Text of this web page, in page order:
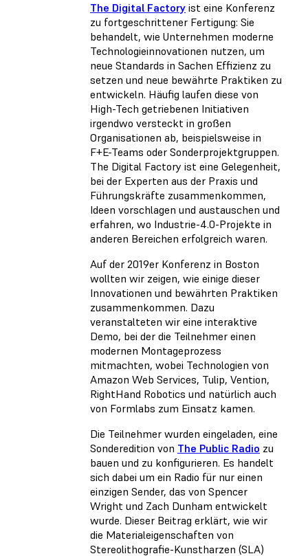
The Digital Factory ist eine Konferenz
zu fortgeschrittener Fertigung: Sie
behandelt, wie Unternehmen moderne
Technologieinnovationen nutzen, um
neue Standards in Sachen Effizienz zu
setzen und neue bewährte Praktiken zu
entwickeln. Häufig laufen diese von
High-Tech getriebenen Initiativen
irgendwo versteckt in großen
Organisationen ab, beispielsweise in
F+E-Teams oder Sonderprojektgruppen.
The Digital Factory ist eine Gelegenheit,
bei der Experten aus der Praxis und
Führungskräfte zusammenkommen,
Ideen vorschlagen und austauschen und
erfahren, wo Industrie-4.0-Projekte in
anderen Bereichen erfolgreich waren.
Auf der 2019er Konferenz in Boston
wollten wir zeigen, wie einige dieser
Innovationen und bewährten Praktiken
zusammenkommen. Dazu
veranstalteten wir eine interaktive
Demo, bei der die Teilnehmer einen
modernen Montageprozess
mitmachten, wobei Technologien von
Amazon Web Services, Tulip, Vention,
RightHand Robotics und natürlich auch
von Formlabs zum Einsatz kamen.
Die Teilnehmer wurden eingeladen, eine
Sonderedition von The Public Radio zu
bauen und zu konfigurieren. Es handelt
sich dabei um ein Radio für nur einen
einzigen Sender, das von Spencer
Wright und Zach Dunham entwickelt
wurde. Dieser Beitrag erklärt, wie wir
die Materialeigenschaften von
Stereolithografie-Kunstharzen (SLA)